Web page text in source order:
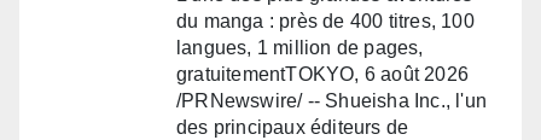
du manga : près de 400 titres, 100
langues, 1 million de pages,
gratuitementTOKYO, 6 août 2026
/PRNewswire/ -- Shueisha Inc., l'un
des principaux éditeurs de